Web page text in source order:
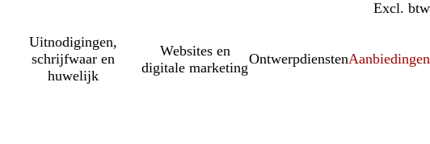
Incl. btw
Excl. btw
Uitnodigingen,
schrijfwaar en
huwelijk
Websites en
digitale marketing
OntwerpdienstenAanbiedingen